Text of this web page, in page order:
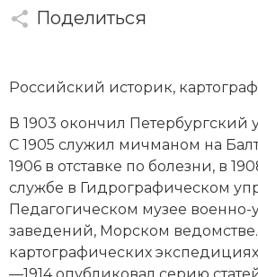
Африка
Византия
Военная история
Генеалогия, геральдика
Государство и право
Европа
История Древнего мира
История Средних веков
Новая история
Новейшая история
А Б В Г
У Ф Х Ц Ч Ш
Ю Я
Поделиться
Российский историк,
В 1903 окончил Петербургский
С 1905 служил мичманом на
1906 в отставке по болезни, в
службе в Гидрографическом
Педагогическом музее военно-
заведений, Морском ведомстве.
картографических